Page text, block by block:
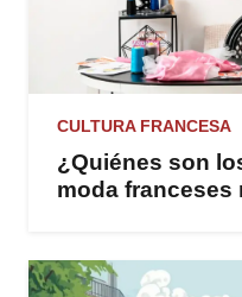
CULTURA FRANCESA
¿Quiénes son
moda franceses